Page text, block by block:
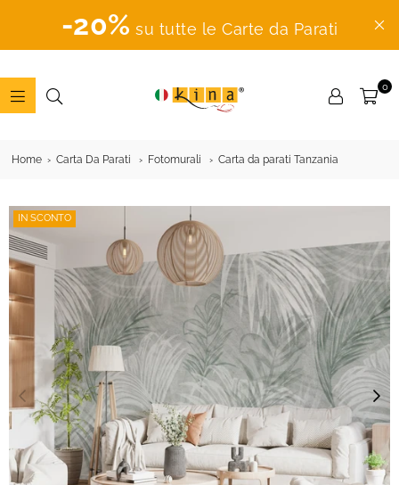
-20% su tutte le Carte da Parati
0
Home Carta Da Parati Fotomurali Carta da parati Tanzania
IN SCONTO